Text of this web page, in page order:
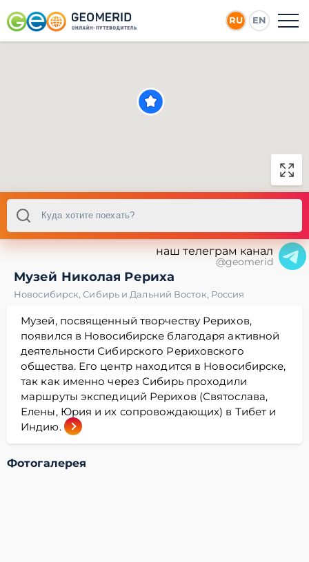
RU EN
наш телеграм канал
@geomerid
Музей Николая Рериха
Новосибирск,Сибирь и Дальний Восток, Россия
Музей, посвященный творчеству Рерихов,
появился в Новосибирске благодаря активной
деятельности Сибирского Рериховского
общества. Его центр находится в Новосибирске,
так как именно через Сибирь проходили
маршруты экспедиций Рерихов (Святослава,
Елены, Юрия и их сопровождающих) в Тибет и
Индию.
Фотогалерея